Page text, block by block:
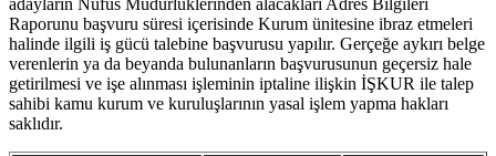
adayların Nüfus Müdürlüklerinden alacakları Adres Bilgileri
Raporunu başvuru süresi içerisinde Kurum ünitesine ibraz etmeleri
halinde ilgili iş gücü talebine başvurusu yapılır. Gerçeğe aykırı belge
verenlerin ya da beyanda bulunanların başvurusunun geçersiz hale
getirilmesi ve işe alınması işleminin iptaline ilişkin İŞKUR ile talep
sahibi kamu kurum ve kuruluşlarının yasal işlem yapma hakları
saklıdır.